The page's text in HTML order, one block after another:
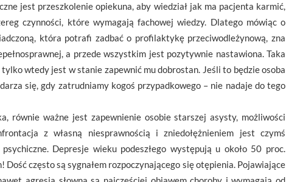
jest przeszkolenie opiekuna, aby wiedział jak ma pacjenta karmić,
czynności, które wymagają fachowej wiedzy. Dlatego mówiąc o
która potrafi zadbać o profilaktykę przeciwodleżynową, zna
a przede wszystkim jest pozytywnie nastawiona. Taka
wtedy jest w stanie zapewnić mu dobrostan. Jeśli to będzie osoba
się, gdy zatrudniamy kogoś przypadkowego – nie nadaje do tego
równie ważne jest zapewnienie osobie starszej asysty, możliwości
z własną niesprawnością i zniedołężnieniem jest czymś
Depresje wieku podeszłego występują u około 50 proc.
często są sygnałem rozpoczynającego się otępienia. Pojawiające